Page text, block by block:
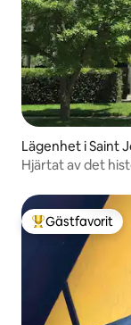
Lägenhet i Saint
Hjärtat av det
Populär
Gästfavorit